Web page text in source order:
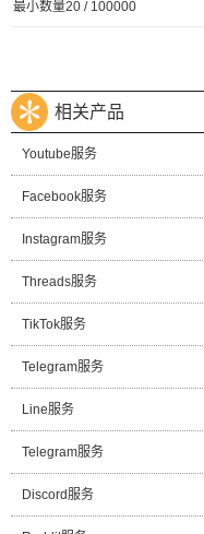
最小数量20 / 100000
相关产品
Youtube服务
Facebook服务
Instagram服务
Threads服务
TikTok服务
Telegram服务
Line服务
Telegram服务
Discord服务